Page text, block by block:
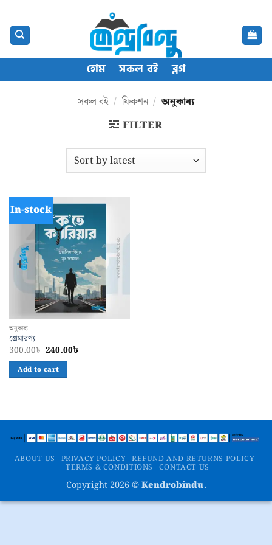
content
হোম সকল বই ব্লগ
সকল বই / ফিকশন / অনুকাব্য
FILTER
In-stock
অনুকাব্য
প্রেমারণ্য
300.00৳ Original
was:
300.00৳.
240.00৳Current
Add to cart
ABOUT US PRIVACY POLICY REFUND AND RETURNS POLICY
TERMS & CONDITIONS CONTACT US
Copyright 2026 ©Kendrobindu.